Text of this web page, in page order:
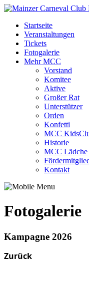
Startseite
Veranstaltungen
Tickets
Fotogalerie
Mehr MCC
Vorstand
Komitee
Aktive
Großer Rat
Unterstützer
Orden
Konfetti
MCC
Historie
MCC Lädche
Kontakt
Fotogalerie
Kampagne 2026
Zurück